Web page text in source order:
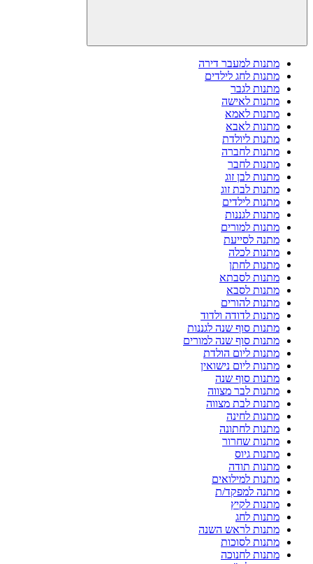
מתנות למעבר דירה
מתנות לחג לילדים
מתנות לגבר
מתנות לאישה
מתנות לאמא
מתנות לאבא
מתנות ליולדת
מתנות לחברה
מתנות לחבר
מתנות לבן זוג
מתנות לבת זוג
מתנות לילדים
מתנות לגננות
מתנות למורים
מתנה לסייעת
מתנות לכלה
מתנות לחתן
מתנות לסבתא
מתנות לסבא
מתנות להורים
מתנות לדודה ולדוד
מתנות סוף שנה לגננות
מתנות סוף שנה למורים
מתנות ליום הולדת
מתנות ליום נישואין
מתנות סוף שנה
מתנות לבר מצווה
מתנות לבת מצווה
מתנות לחינה
מתנות לחתונה
מתנות שחרור
מתנות גיוס
מתנות תודה
מתנות למילואים
מתנה למפקד/ת
מתנות לקיץ
מתנות לחג
מתנות לראש השנה
מתנות לסוכות
מתנות לחנוכה